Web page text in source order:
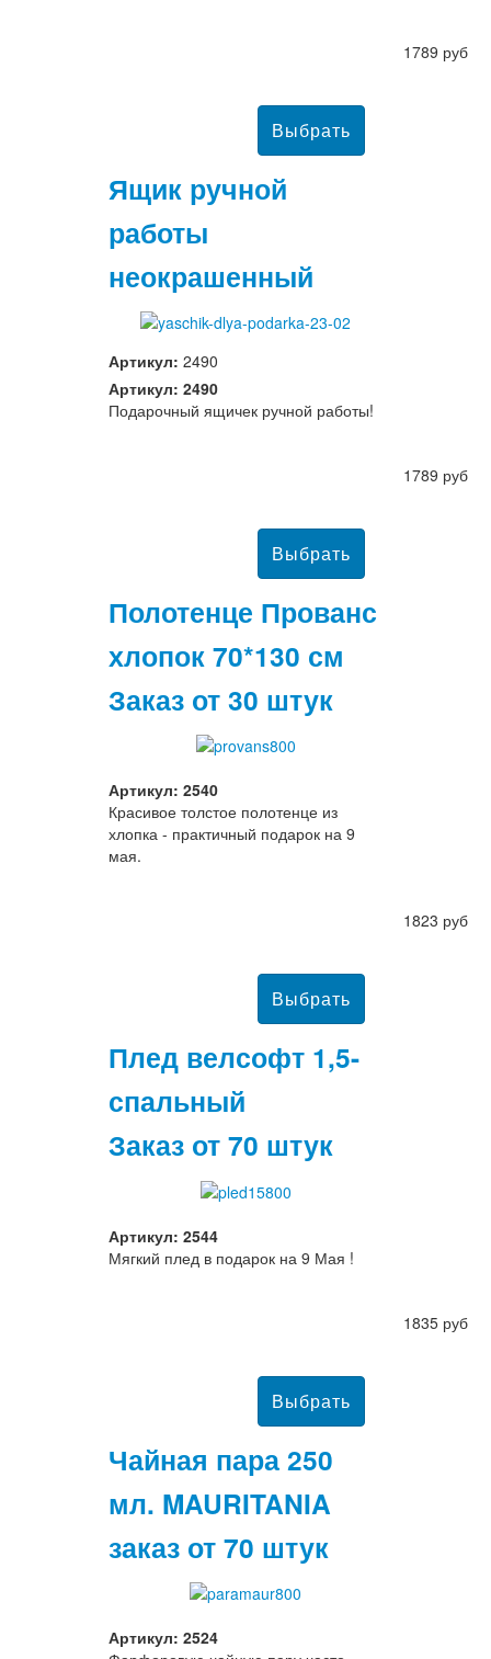
1789 руб
Ящик ручной
работы
неокрашенный
Артикул: 2490
Артикул: 2490
Подарочный ящичек ручной работы!
1789 руб
Полотенце Прованс
хлопок 70*130 см
Заказ от 30 штук
Артикул: 2540
Красивое толстое полотенце из
хлопка - практичный подарок на 9
мая.
1823 руб
Плед велсофт 1,5-
спальный
Заказ от 70 штук
Артикул: 2544
Мягкий плед в подарок на 9 Мая !
1835 руб
Чайная пара 250
мл. MAURITANIA
заказ от 70 штук
Артикул: 2524